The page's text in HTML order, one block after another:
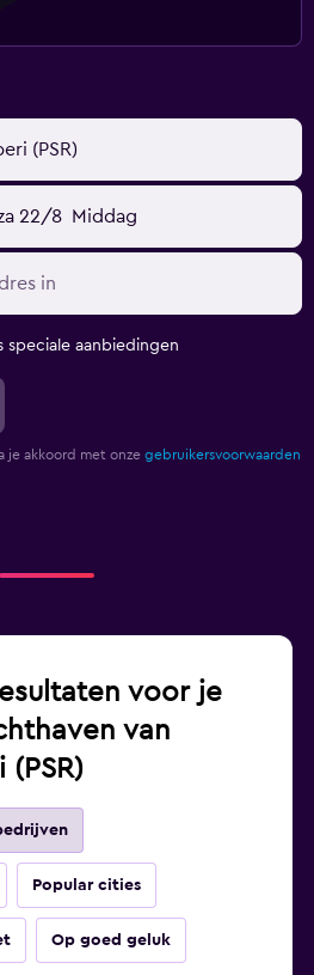
(PSR)
22/8 Middag
speciale aanbiedingen
je akkoord met onze gebruikersvoorwaarden
voor je
van
(PSR)
Popular cities
Op goed geluk